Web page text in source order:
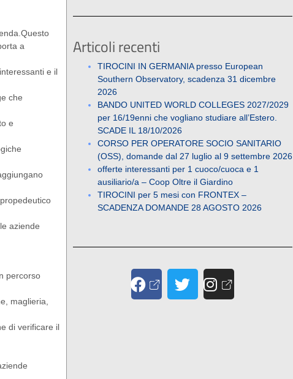
a
e il
che
e
aziende
percorso
maglieria,
di verificare il
Articoli recenti
TIROCINI IN GERMANIA presso European
Southern Observatory, scadenza 31 dicembre
2026
BANDO UNITED WORLD COLLEGES 2027/2029
per 16/19enni che vogliano studiare all’Estero.
SCADE IL 18/10/2026
CORSO PER OPERATORE SOCIO SANITARIO
(OSS), domande dal 27 luglio al 9 settembre 2026
offerte interessanti per 1 cuoco/cuoca e 1
ausiliario/a – Coop Oltre il Giardino
TIROCINI per 5 mesi con FRONTEX –
SCADENZA DOMANDE 28 AGOSTO 2026